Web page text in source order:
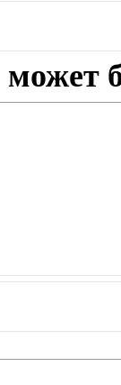
может